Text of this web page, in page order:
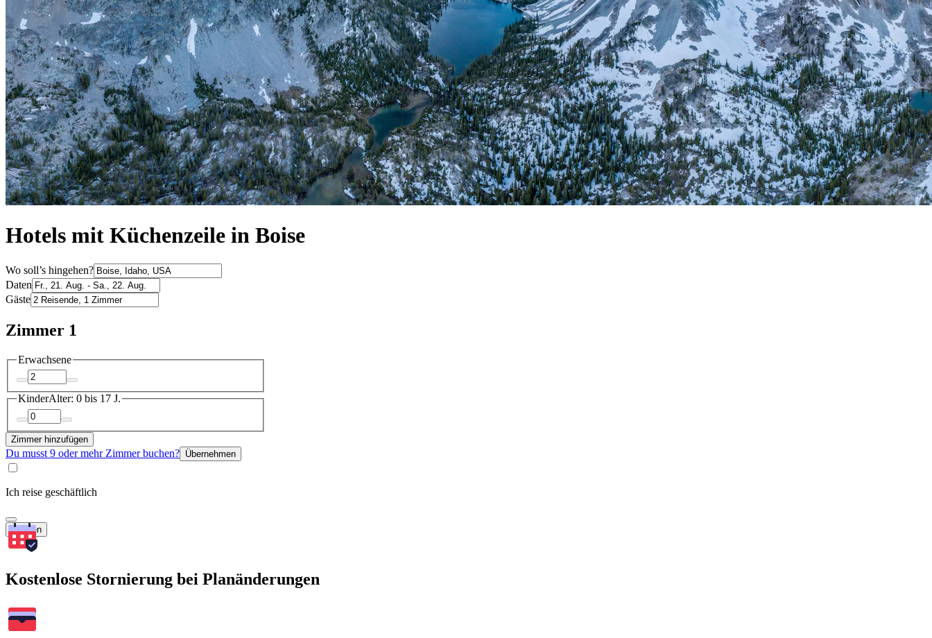
Hotels mit Küchenzeile in Boise
Wo soll’s hingehen?
Daten
Gäste
Zimmer 1
Erwachsene
KinderAlter: 0 bis 17 J.
Zimmer hinzufügen
Du musst 9 oder mehr Zimmer buchen? Übernehmen
Ich reise geschäftlich
Suchen
Kostenlose Stornierung bei Planänderungen